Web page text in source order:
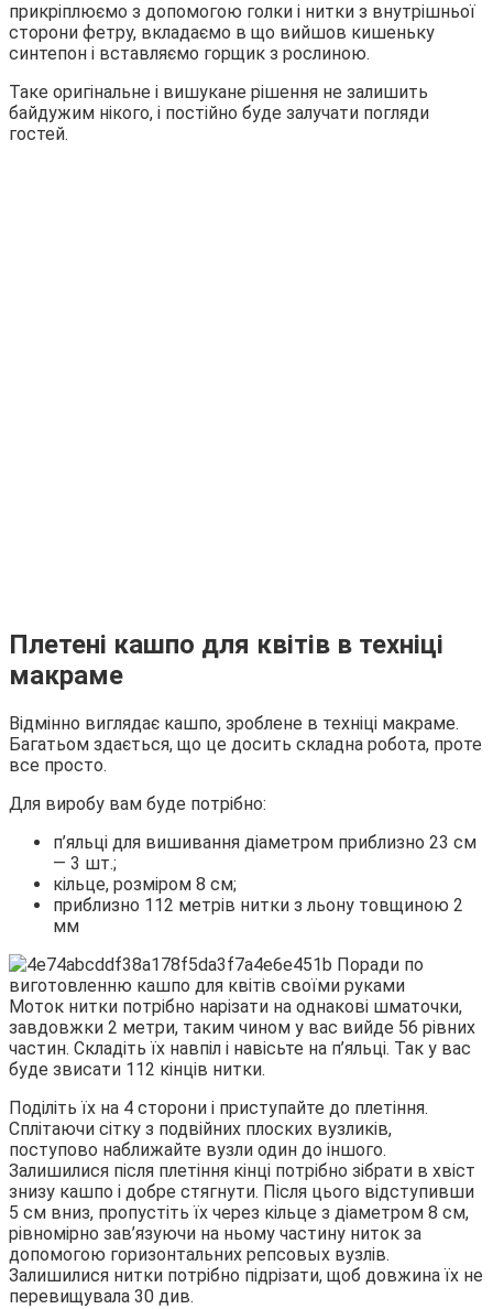
прикріплюємо з допомогою голки і нитки з внутрішньої
сторони фетру, вкладаємо в що вийшов кишеньку
синтепон і вставляємо горщик з рослиною.
Таке оригінальне і вишукане рішення не залишить
байдужим нікого, і постійно буде залучати погляди
гостей.
Плетені кашпо для квітів в техніці
макраме
Відмінно виглядає кашпо, зроблене в техніці макраме.
Багатьом здається, що це досить складна робота, проте
все просто.
Для виробу вам буде потрібно:
п’яльці для вишивання діаметром приблизно 23 см
— 3 шт.;
кільце, розміром 8 см;
приблизно 112 метрів нитки з льону товщиною 2
мм
Моток нитки потрібно нарізати на однакові шматочки,
завдовжки 2 метри, таким чином у вас вийде 56 рівних
частин. Складіть їх навпіл і навісьте на п’яльці. Так у вас
буде звисати 112 кінців нитки.
Поділіть їх на 4 сторони і приступайте до плетіння.
Сплітаючи сітку з подвійних плоских вузликів,
поступово наближайте вузли один до іншого.
Залишилися після плетіння кінці потрібно зібрати в хвіст
знизу кашпо і добре стягнути. Після цього відступивши
5 см вниз, пропустіть їх через кільце з діаметром 8 см,
рівномірно зав’язуючи на ньому частину ниток за
допомогою горизонтальних репсовых вузлів.
Залишилися нитки потрібно підрізати, щоб довжина їх не
перевищувала 30 див.